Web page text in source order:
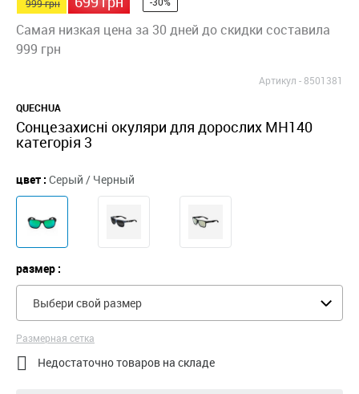
999 грн
Самая низкая цена за 30 дней до скидки составила
999 грн
Артикул -8501381
QUECHUA
Сонцезахисні окуляри для дорослих MH140
категорія 3
цвет : Серый / Черный
размер :
Выбери свой размер
Размерная сетка
 Недостаточно товаров на складе